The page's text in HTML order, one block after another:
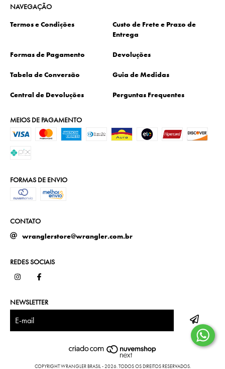
NAVEGAÇÃO
Termos e Condições
Custo de Frete e Prazo de
Entrega
Formas de Pagamento Devoluções
Tabela de Conversão Guia de Medidas
Central de Devoluções Perguntas Frequentes
MEIOS DE PAGAMENTO
FORMAS DE ENVIO
CONTATO
wranglerstore@wrangler.com.br
REDES SOCIAIS
NEWSLETTER
COPYRIGHT WRANGLER BRASIL - 2026. TODOS OS DIREITOS RESERVADOS.